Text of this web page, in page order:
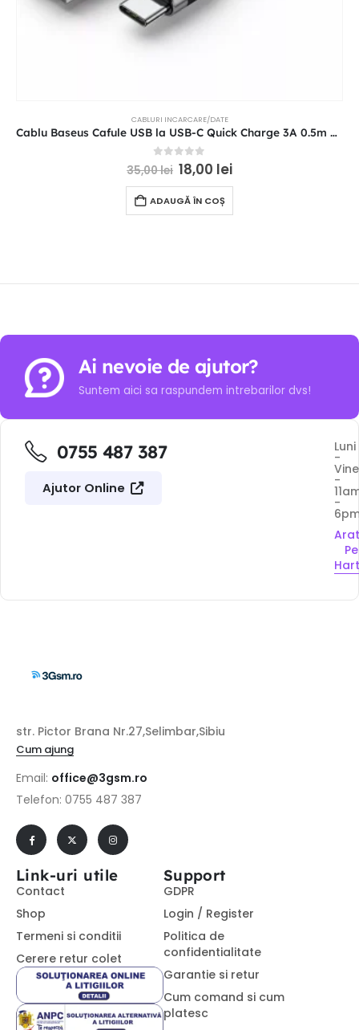
CABLURI INCARCARE/DATE
Cablu Baseus Cafule USB la USB-C Quick Charge 3A 0.5m Gri+Negru
out of 5
35,00lei 18,00 lei
ADAUGĂ ÎN COȘ
Ai nevoie de ajutor?
Suntem aici sa raspundem intrebarilor dvs!
0755 487 387
Ajutor Online
Luni
-
-
-
Pe
str. Pictor Brana Nr.27,Selimbar,Sibiu
Cum ajung
Email: office@3gsm.ro
Telefon: 0755 487 387
Link-uri utile
Contact
Shop
Termeni si conditii
Cerere retur colet
Support
GDPR
Login / Register
Politica de
confidentialitate
Garantie si retur
Cum comand si cum
platesc